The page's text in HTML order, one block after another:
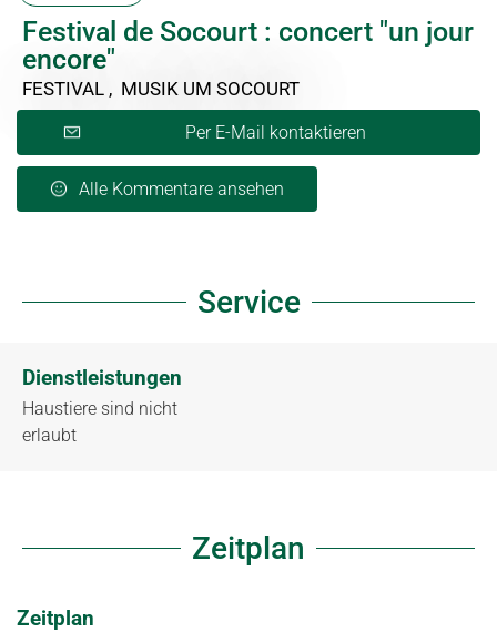
Festival de Socourt : concert "un jour
encore"
FESTIVAL , MUSIK UM SOCOURT
Per E-Mail kontaktieren
Alle Kommentare ansehen
Service
Dienstleistungen
Haustiere sind nicht
erlaubt
Zeitplan
Zeitplan